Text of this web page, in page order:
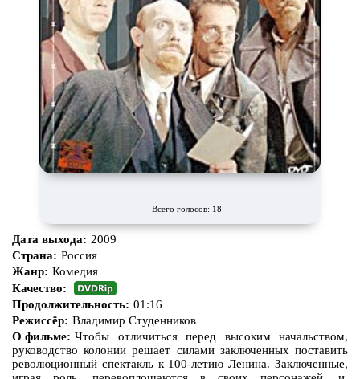
Всего голосов: 18
Дата выхода: 2009
Страна: Россия
Жанр: Комедия
Качество:
Продолжительность: 01:16
Режиссёр: Владимир Студенников
О фильме: Чтобы отличиться перед высоким начальством,
руководство колонии решает силами заключенных поставить
революционный спектакль к 100-летию Ленина. Заключенные,